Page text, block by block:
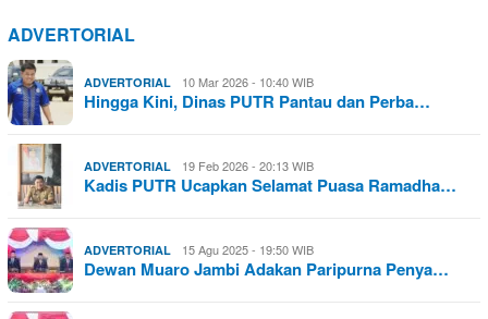
ADVERTORIAL
ADVERTORIAL 10 Mar 2026 - 10:40 WIB
Hingga Kini, Dinas PUTR Pantau dan Perba…
ADVERTORIAL 19 Feb 2026 - 20:13 WIB
Kadis PUTR Ucapkan Selamat Puasa Ramadha…
ADVERTORIAL 15 Agu 2025 - 19:50 WIB
Dewan Muaro Jambi Adakan Paripurna Penya…